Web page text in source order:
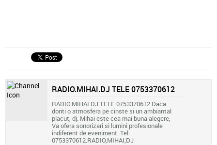
RADIO.MIHAI.DJ TELE 0753370612
RADIO.MIHAI.DJ TELE 0753370612 Daca
doriti o atmosfera pe cinste si un ambiantal
placut, dj. Mihai este cea mai buna alegere,
Va ofera sonorizari si lumini profesionale
indiferent de eveniment. Tel.
0753370612.RADIO,MIHAI,DJ